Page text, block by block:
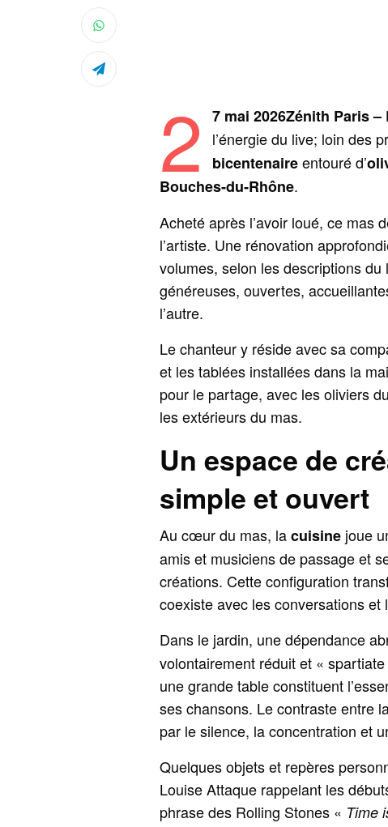
2 7 mai 2026Zénith Paris –
l’énergie du live; loin des
bicentenaireentouré d’
Bouches‑du‑Rhône.
Acheté après l’avoir loué, ce mas
l’artiste. Une rénovation
volumes, selon les descriptions
généreuses, ouvertes,
l’autre.
Le chanteur y réside avec sa
et les tablées installées dans la
pour le partage, avec les oliviers
les extérieurs du mas.
Un espace de
simple et ouvert
Au cœur du mas, lacuisine joue
amis et musiciens de passage et
créations. Cette configuration
coexiste avec les conversations et
Dans le jardin, une dépendance
volontairement réduit et «
une grande table constituent
ses chansons. Le contraste entre
par le silence, la concentration et
Quelques objets et repères
Louise Attaque rappelant les
phrase des Rolling Stones « Time